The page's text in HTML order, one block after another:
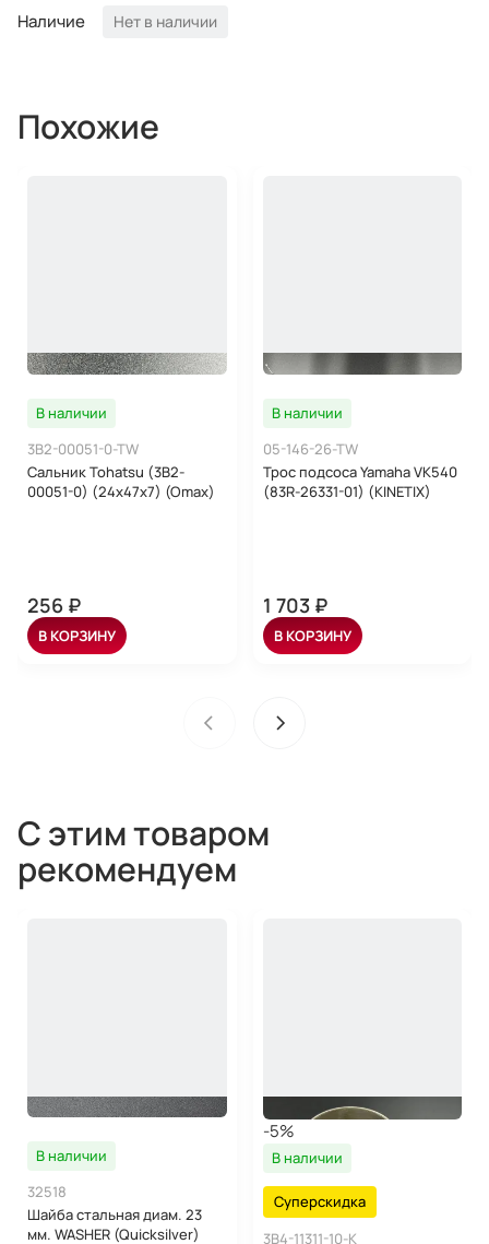
OEM номера: 3C8-87124-0
Производитель: Omax
Наличие Нет в наличии
Похожие
В наличии
3B2-00051-0-TW
Сальник Tohatsu (3B2-
00051-0) (24x47x7) (Omax)
256 ₽
В КОРЗИНУ
В наличии
05-146-26-TW
Трос подсоса Yamaha VK540
(83R-26331-01) (KINETIX)
1 703 ₽
В КОРЗИНУ
С этим товаром
рекомендуем
В наличии
32518
Шайба стальная диам. 23
мм. WASHER (Quicksilver)
-5%
В наличии
Суперскидка
3B4-11311-10-K